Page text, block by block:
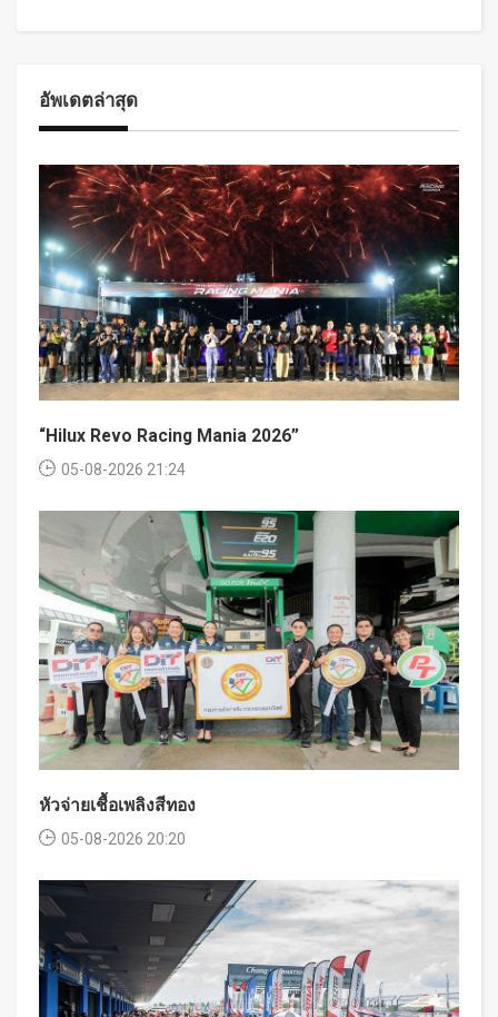
อัพเดตล่าสุด
“Hilux Revo Racing Mania 2026”
05-08-2026 21:24
หัวจ่ายเชื้อเพลิงสีทอง
05-08-2026 20:20